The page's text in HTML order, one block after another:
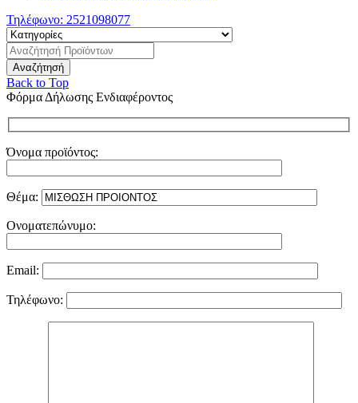
Τηλέφωνο: 2521098077
Back to Top
Φόρμα Δήλωσης Ενδιαφέροντος
Όνομα προϊόντος:
Θέμα:
Ονοματεπώνυμο:
Email:
Τηλέφωνο: